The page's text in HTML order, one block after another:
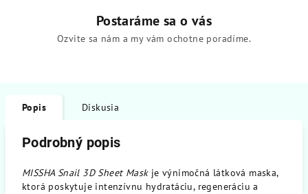
Postaráme sa o vás
Ozvite sa nám a my vám ochotne poradíme.
Popis Diskusia
Podrobný popis
MISSHA Snail 3D Sheet Maskje výnimočná látková maska,
ktorá poskytuje intenzívnu hydratáciu, regeneráciu a